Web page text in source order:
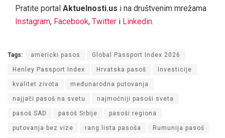
Pratite portal Aktuelnosti.us i na društvenim mrežama
Instagram, Facebook, Twitter i Linkedin.
Tags: americki pasos Global Passport Index 2026
Henley Passport Index Hrvatska pasoš Investicije
kvalitet zivota međunarodna putovanja
najjači pasoš na svetu najmoćniji pasoši sveta
pasoš SAD pasoš Srbije pasoši regiona
putovanja bez vize rang lista pasoša Rumunija pasoš